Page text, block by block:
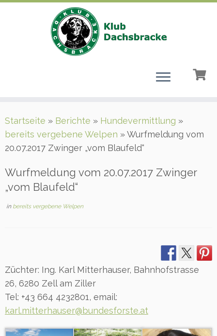
Inhalt
springen
Startseite » Berichte » Hundevermittlung »
bereits vergebene Welpen »Wurfmeldung vom
20.07.2017 Zwinger „vom Blaufeld“
Wurfmeldung vom 20.07.2017 Zwinger
„vom Blaufeld“
in bereits vergebene Welpen
Züchter: Ing. Karl Mitterhauser, Bahnhofstrasse
26, 6280 Zell am Ziller
Tel: +43 664 4232801, email:
karl.mitterhauser@bundesforste.at